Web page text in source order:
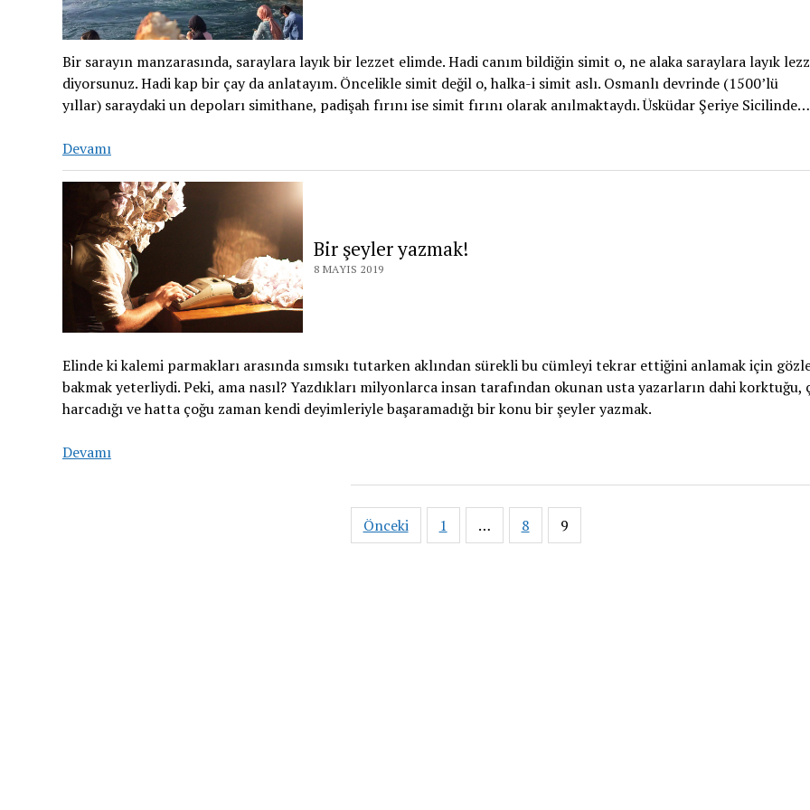
Bir sarayın manzarasında, saraylara layık bir lezzet elimde. Hadi canım bildiğin simit o, ne alaka saraylara layık
diyorsunuz. Hadi kap bir çay da anlatayım. Öncelikle simit değil o, halka-i simit aslı. Osmanlı devrinde (1500’lü
yıllar) saraydaki un depoları simithane, padişah fırını ise simit fırını olarak anılmaktaydı. Üsküdar Şeriye Sicilinde…
Devamı
Bir şeyler yazmak!
8 MAYIS 2019
Elinde ki kalemi parmakları arasında sımsıkı tutarken aklından sürekli bu cümleyi tekrar ettiğini anlamak için
bakmak yeterliydi. Peki, ama nasıl? Yazdıkları milyonlarca insan tarafından okunan usta yazarların dahi korktuğu,
harcadığı ve hatta çoğu zaman kendi deyimleriyle başaramadığı bir konu bir şeyler yazmak.
Devamı
Önceki 1 … 8 9